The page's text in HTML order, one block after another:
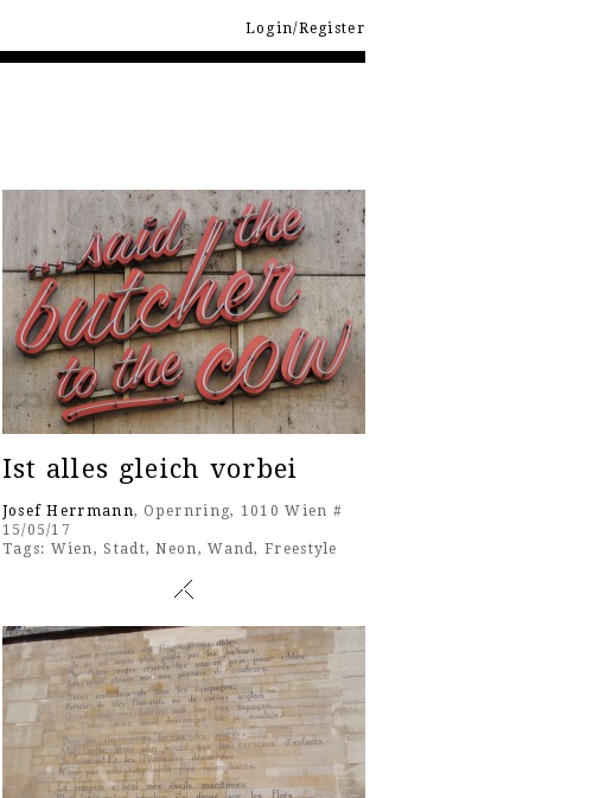
Login/Register
Ist alles gleich vorbei
Josef Herrmann, Opernring, 1010 Wien #
15/05/17
Tags: Wien,Stadt,Neon,Wand,Freestyle